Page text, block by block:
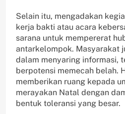
Selain itu, mengadakan
kerja bakti atau acara
sarana untuk mempererat
antarkelompok. Masyarakat
dalam menyaring informasi,
berpotensi memecah belah.
memberikan ruang kepada
merayakan Natal dengan
bentuk toleransi yang besar.